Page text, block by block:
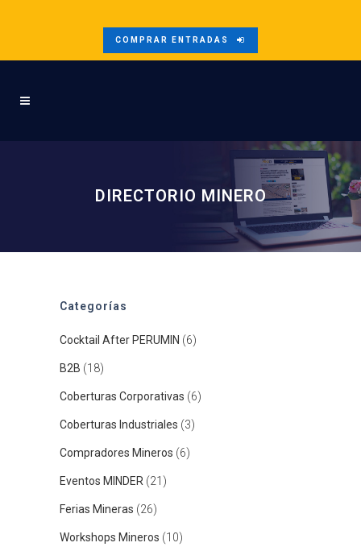
COMPRAR ENTRADAS
DIRECTORIO MINERO
Categorías
Cocktail After PERUMIN (6)
B2B (18)
Coberturas Corporativas (6)
Coberturas Industriales (3)
Compradores Mineros (6)
Eventos MINDER (21)
Ferias Mineras (26)
Workshops Mineros (10)